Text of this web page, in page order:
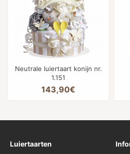
Neutrale luiertaart konijn nr.
1.151
143,90€
Luiertaarten